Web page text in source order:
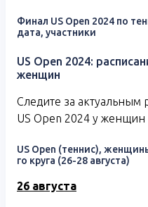
Финал US Open 2024 по
дата, участники
US Open 2024:
женщин
Следите за актуальным
US Open 2024 у женщин
US Open (теннис),
го круга (26-28 августа)
26 августа